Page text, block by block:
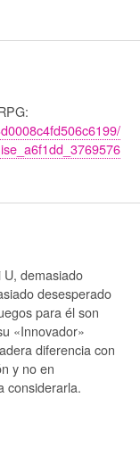
demasiado
desesperado
para él son
«Innovador»
diferencia con
y no en
considerarla.